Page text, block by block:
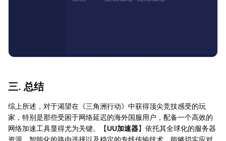
三. 总结
综上所述，对于渴望在《三角洲行动》中获得顶尖竞技感受的玩
家，特别是那些受困于网络延迟的海外国服用户，配备一个高效的
网络加速工具显得尤为关键。【UU加速器】依托其全球化的服务器
资源、智能化的路由选择以及稳定的专线传输技术，能够切实应对